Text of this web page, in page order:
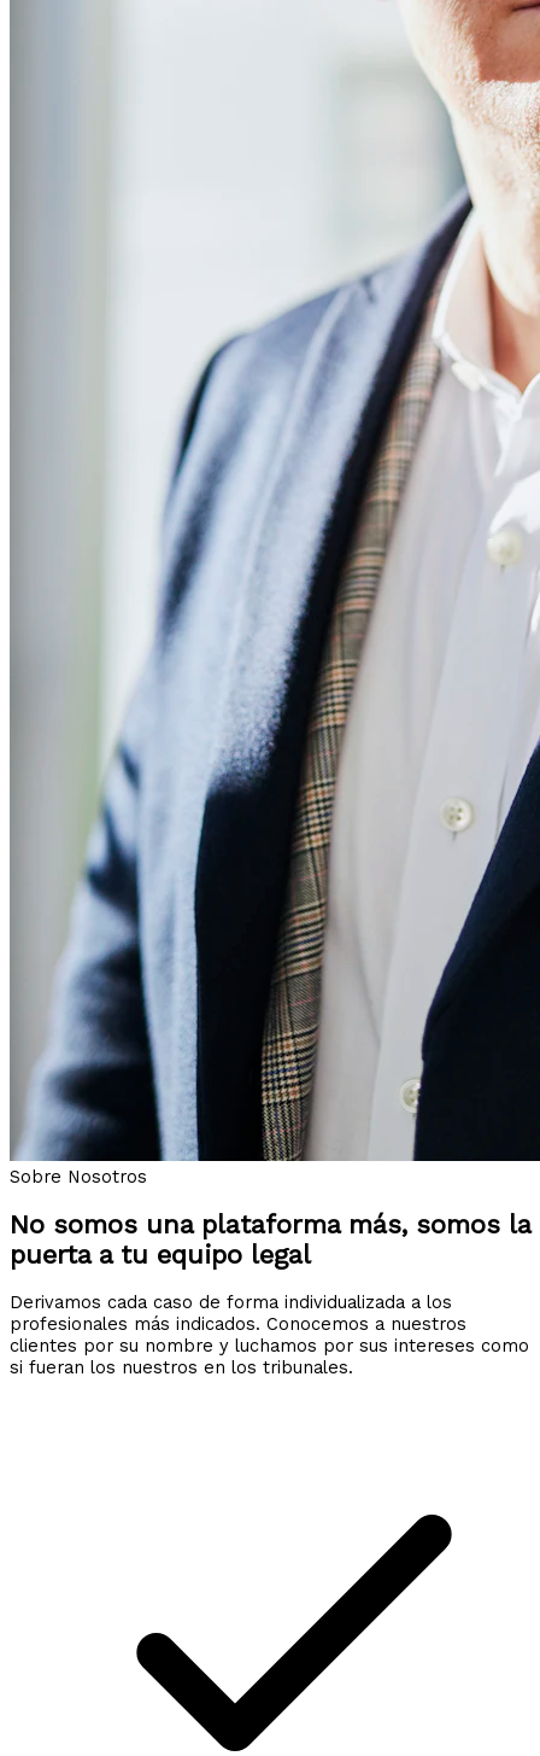
Sobre Nosotros
No somos una plataforma más, somos la
puerta a tu equipo legal
Derivamos cada caso de forma individualizada a los
profesionales más indicados. Conocemos a nuestros
clientes por su nombre y luchamos por sus intereses como
si fueran los nuestros en los tribunales.